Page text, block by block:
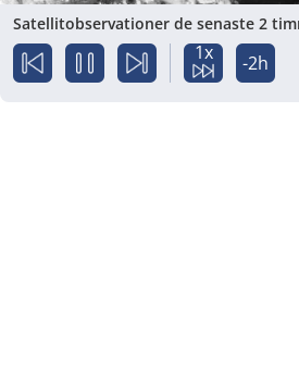
Satellitobservationer de senaste 2
1x -2h